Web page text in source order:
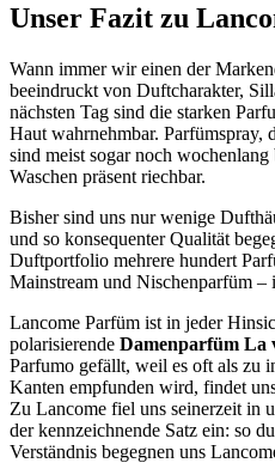
Unser Fazit zu
Wann immer wir einen der
beeindruckt von Duftcharakter,
nächsten Tag sind die starken
Haut wahrnehmbar. Parfümspray,
sind meist sogar noch
Waschen präsent riechbar.
Bisher sind uns nur wenige
und so konsequenter Qualität
Duftportfolio mehrere hundert
Mainstream und Nischenparfüm –
Lancome Parfüm ist in jeder
polarisierende Damenparfüm La
Parfumo gefällt, weil es oft als zu
Kanten empfunden wird, findet
Zu Lancome fiel uns seinerzeit in
der kennzeichnende Satz ein: so
Verständnis begegnen uns